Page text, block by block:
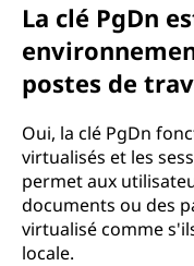
La clé PgDn
postes de
Oui, la clé PgDn
virtualisés et les
permet aux
documents ou des
virtualisé comme
locale.